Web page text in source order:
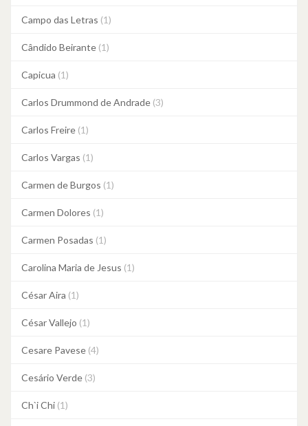
Campo das Letras (1)
Cândido Beirante (1)
Capicua (1)
Carlos Drummond de Andrade (3)
Carlos Freire (1)
Carlos Vargas (1)
Carmen de Burgos (1)
Carmen Dolores (1)
Carmen Posadas (1)
Carolina Maria de Jesus (1)
César Aira (1)
César Vallejo (1)
Cesare Pavese (4)
Cesário Verde (3)
Ch`i Chi (1)